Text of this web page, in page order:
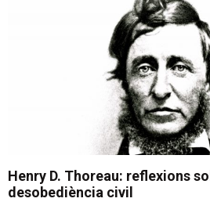
Henry D. Thoreau: reflexions
desobediència civil